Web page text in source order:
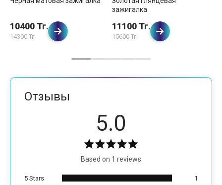
10400 Тг.
14300 Тг.
зажигалка
11100 Тг.
15600 Тг.
Отзывы
5.0
Based on 1 reviews
5 Stars
1